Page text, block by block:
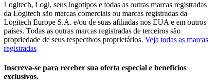
Logitech, Logi, seus logotipos e todas as outras marcas registradas
da Logitech são marcas comerciais ou marcas registradas da
Logitech Europe S.A. e/ou de suas afiliadas nos EUA e em outros
países. Todas as outras marcas registradas de terceiros são
propriedade de seus respectivos proprietários. Veja todas as marcas
registradas
Inscreva-se para receber sua oferta especial e benefícios
exclusivos.